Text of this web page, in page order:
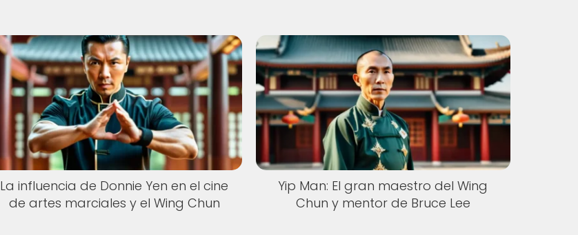
La influencia de Donnie Yen en el cine
de artes marciales y el Wing Chun
Yip Man: El gran maestro del Wing
Chun y mentor de Bruce Lee